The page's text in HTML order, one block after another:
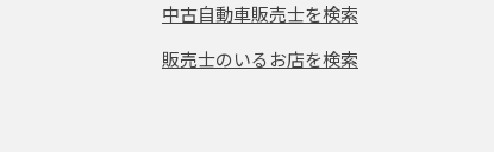
中古自動車販売士を検索
販売士のいるお店を検索